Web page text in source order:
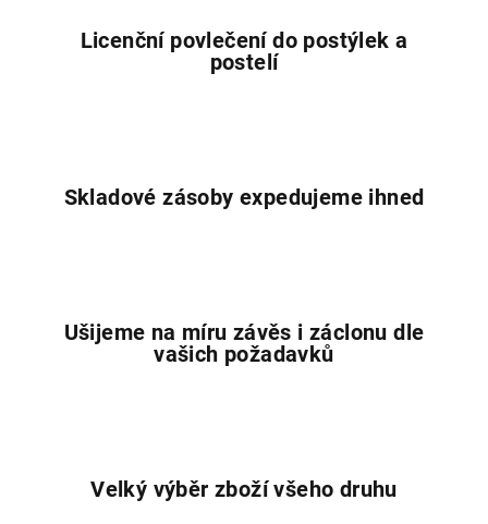
k
y
s
Licenční povlečení do postýlek a
postelí
Skladové zásoby expedujeme ihned
Ušijeme na míru závěs i záclonu dle
vašich požadavků
Velký výběr zboží všeho druhu